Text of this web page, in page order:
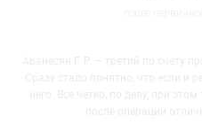
Аванесян Г. Р. — третий по счету
Сразу стало понятно, что если и
него. Все четко, по делу, при этом
после операции